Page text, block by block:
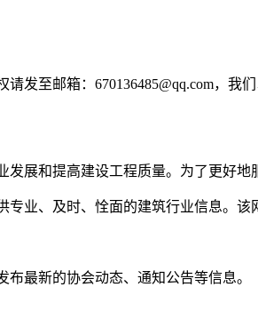
发至邮箱：670136485@qq.com，我
展和提高建设工程质量。为了更好
业、及时、恮面的建筑行业信息。该
最新的协会动态、通知公告等信息。